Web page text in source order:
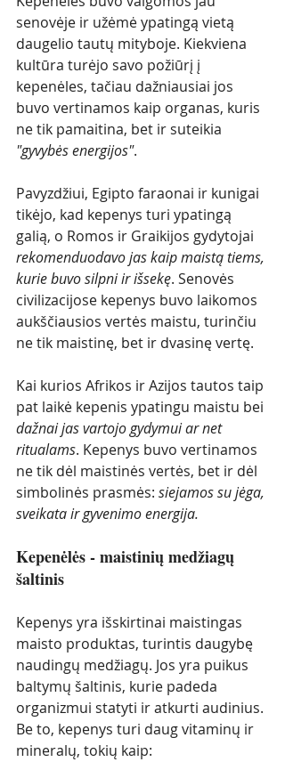
senovėje ir užėmė ypatingą vietą
daugelio tautų mityboje. Kiekviena
kultūra turėjo savo požiūrį į
kepenėles, tačiau dažniausiai jos
buvo vertinamos kaip organas, kuris
ne tik pamaitina, bet ir suteikia
"gyvybės energijos".
Pavyzdžiui, Egipto faraonai ir kunigai
tikėjo, kad kepenys turi ypatingą
galią, o Romos ir Graikijos gydytojai
rekomenduodavo jas kaip maistą tiems,
kurie buvo silpni ir išsekę. Senovės
civilizacijose kepenys buvo laikomos
aukščiausios vertės maistu, turinčiu
ne tik maistinę, bet ir dvasinę vertę.
Kai kurios Afrikos ir Azijos tautos taip
pat laikė kepenis ypatingu maistu bei
dažnai jas vartojo gydymui ar net
ritualams. Kepenys buvo vertinamos
ne tik dėl maistinės vertės, bet ir dėl
simbolinės prasmės: siejamos su jėga,
sveikata ir gyvenimo energija.
Kepenėlės - maistinių medžiagų
šaltinis
Kepenys yra išskirtinai maistingas
maisto produktas, turintis daugybę
naudingų medžiagų. Jos yra puikus
baltymų šaltinis, kurie padeda
organizmui statyti ir atkurti audinius.
Be to, kepenys turi daug vitaminų ir
mineralų, tokių kaip: